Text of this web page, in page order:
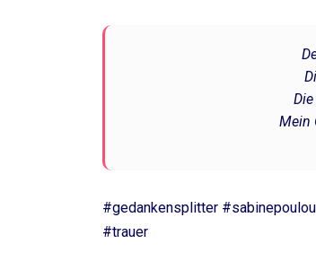
Mein
#gedankensplitter
#trauer